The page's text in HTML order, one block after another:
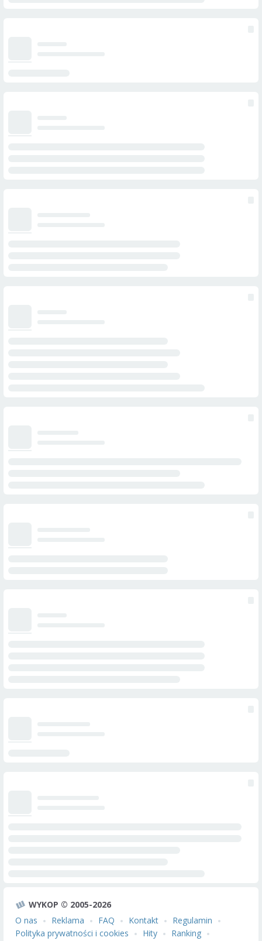
WYKOP © 2005-2026
O nas
Reklama FAQ Kontakt
Regulamin
Polityka prywatności i cookies
Hity
Ranking